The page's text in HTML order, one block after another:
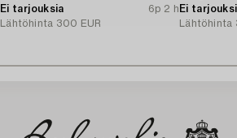
Ei tarjouksia
6p 2 h
Lähtöhinta 300 EUR
Ei
Lähtöhinta